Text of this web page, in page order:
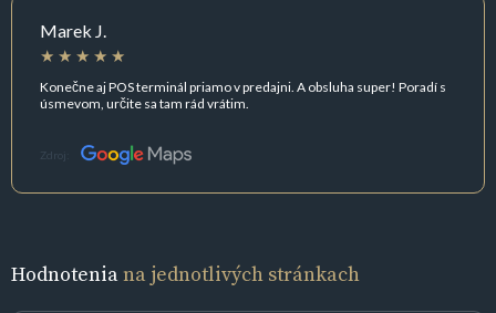
Marek J.
Konečne aj POS terminál priamo v predajni. A obsluha super! Poradí s
úsmevom, určite sa tam rád vrátim.
Zdroj:
Hodnoteniana jednotlivých stránkach